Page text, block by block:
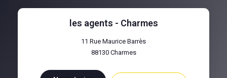
les agents - Charmes
11 Rue Maurice Barrès
88130 Charmes